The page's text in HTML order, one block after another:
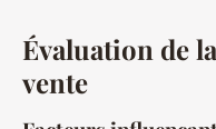
Évaluation de
vente